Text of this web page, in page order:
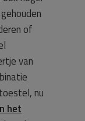
of
van
nu
het